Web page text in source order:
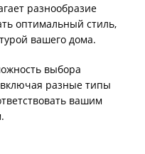
разнообразие
оптимальный стиль,
вашего дома.
выбора
разные типы
вашим